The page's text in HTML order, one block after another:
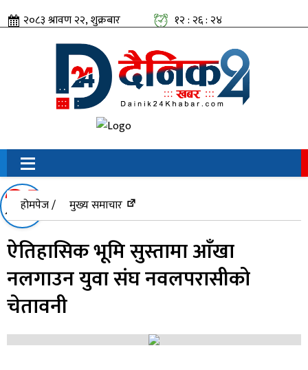
२०८३ श्रावण २२, शुक्रबार
१२ : २६ : २५
सामाजिक संजालतिर:
होमपेज / मुख्य समाचार
ऐतिहासिक भूमि सुस्तामा आँखा
नलगाउन युवा संघ नवलपरासीको
चेतावनी